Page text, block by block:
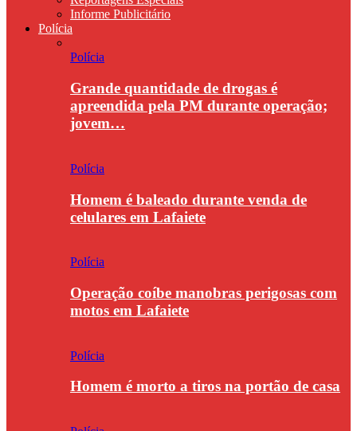
Informe Publicitário
Polícia
Polícia
Grande quantidade de drogas é
apreendida pela PM durante operação;
jovem…
Polícia
Homem é baleado durante venda de
celulares em Lafaiete
Polícia
Operação coíbe manobras perigosas com
motos em Lafaiete
Polícia
Homem é morto a tiros na portão de casa